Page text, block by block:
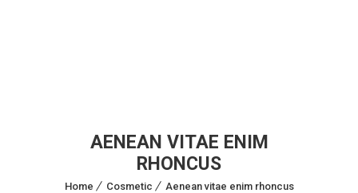
AENEAN VITAE ENIM
RHONCUS
Home Cosmetic Aenean vitae enim rhoncus